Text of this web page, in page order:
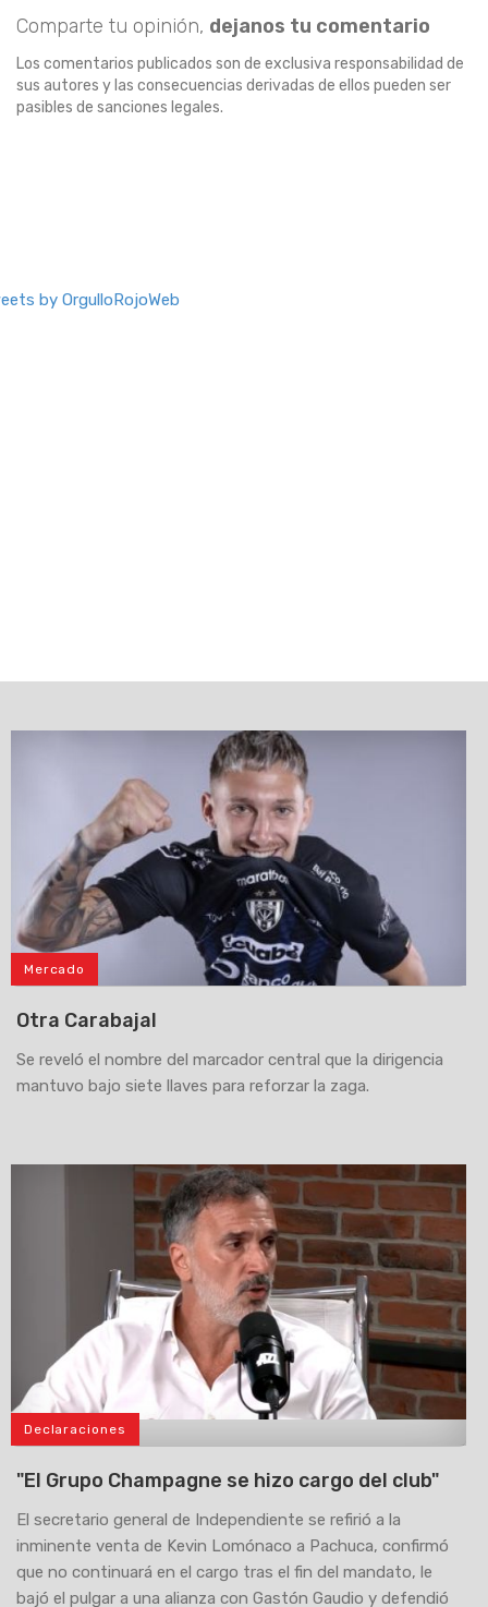
Comparte tu opinión, dejanos tu comentario
Los comentarios publicados son de exclusiva responsabilidad de
sus autores y las consecuencias derivadas de ellos pueden ser
pasibles de sanciones legales.
by OrgulloRojoWeb
Mercado
Otra Carabajal
Se reveló el nombre del marcador central que la dirigencia
mantuvo bajo siete llaves para reforzar la zaga.
Declaraciones
"El Grupo Champagne se hizo cargo del club"
El secretario general de Independiente se refirió a la
inminente venta de Kevin Lomónaco a Pachuca, confirmó
que no continuará en el cargo tras el fin del mandato, le
bajó el pulgar a una alianza con Gastón Gaudio y defendió